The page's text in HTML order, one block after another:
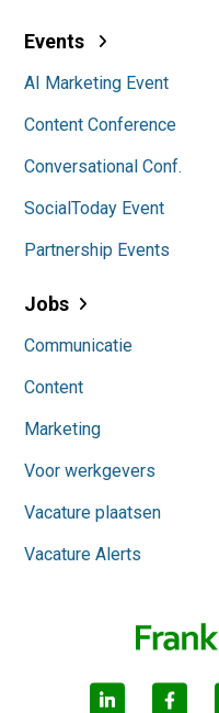
Events
AI Marketing Event
Content Conference
Conversational Conf.
SocialToday Event
Partnership Events
Jobs
Communicatie
Content
Marketing
Voor werkgevers
Vacature plaatsen
Vacature Alerts